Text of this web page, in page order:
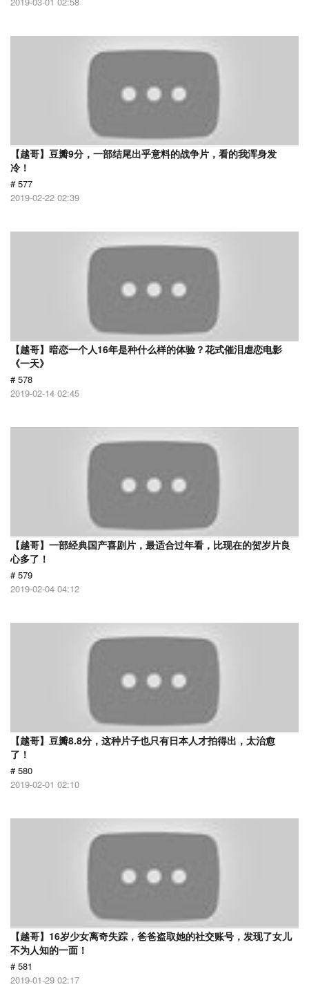
【越哥】豆瓣9分，一部结尾出乎意料的战争片，看的我浑身发
冷！
# 577
2019-02-22 02:39
【越哥】暗恋一个人16年是种什么样的体验？花式催泪虐恋电影
《一天》
# 578
2019-02-14 02:45
【越哥】一部经典国产喜剧片，最适合过年看，比现在的贺岁片良
心多了！
# 579
2019-02-04 04:12
【越哥】豆瓣8.8分，这种片子也只有日本人才拍得出，太治愈
了！
# 580
2019-02-01 02:10
【越哥】16岁少女离奇失踪，爸爸盗取她的社交账号，发现了女儿
不为人知的一面！
# 581
2019-01-29 02:17